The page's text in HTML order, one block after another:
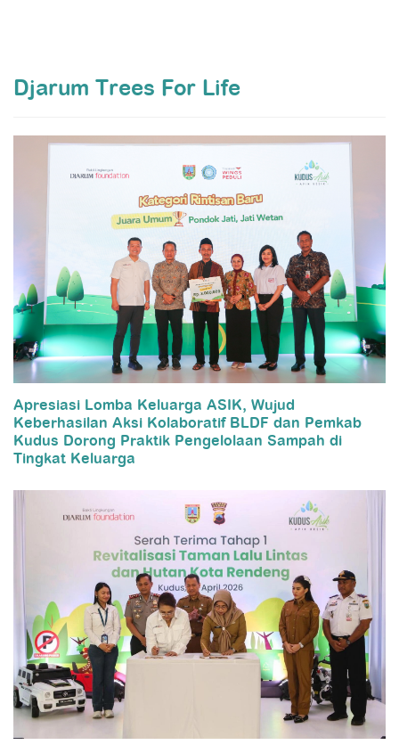
Djarum Trees For Life
Apresiasi Lomba Keluarga ASIK, Wujud
Keberhasilan Aksi Kolaboratif BLDF dan Pemkab
Kudus Dorong Praktik Pengelolaan Sampah di
Tingkat Keluarga